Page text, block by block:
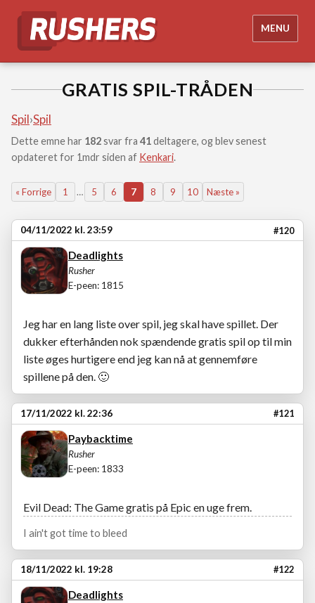
MENU
GRATIS SPIL-TRÅDEN
Spil›Spil
Dette emne har 182svar fra 41deltagere, og blev senest
opdateret for 1mdr siden af Kenkari.
« Forrige 1 … 5 6 7 8 9 10 Næste »
04/11/2022 kl. 23:59 #120
Deadlights
Rusher
E-peen: 1815
Jeg har en lang liste over spil, jeg skal have spillet. Der
dukker efterhånden nok spændende gratis spil op til min
liste øges hurtigere end jeg kan nå at gennemføre
spillene på den. 🙂
17/11/2022 kl. 22:36 #121
Paybacktime
Rusher
E-peen: 1833
Evil Dead: The Game gratis på Epic en uge frem.
I ain't got time to bleed
18/11/2022 kl. 19:28 #122
Deadlights